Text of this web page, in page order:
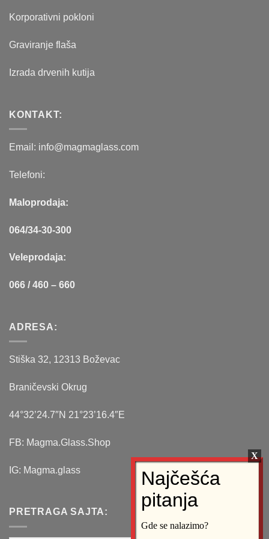
Korporativni pokloni
Graviranje flaša
Izrada drvenih kutija
KONTAKT:
Email: info@magmaglass.com
Telefoni:
Maloprodaja:
064/34-30-300
Veleprodaja:
066 / 460 – 660
ADRESA:
Stiška 32, 12313 Boževac
Braničevski Okrug
44°32’24.7″N 21°23’16.4″E
FB: Magma.Glass.Shop
IG: Magma.glass
PRETRAGA SAJTA:
Gde se nalazimo?